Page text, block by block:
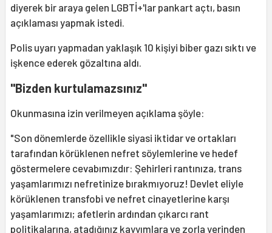
diyerek bir araya gelen LGBTİ+'lar pankart açtı, basın
açıklaması yapmak istedi.
Polis uyarı yapmadan yaklaşık 10 kişiyi biber gazı sıktı ve
işkence ederek gözaltına aldı.
"Bizden kurtulamazsınız"
Okunmasına izin verilmeyen açıklama şöyle:
"Son dönemlerde özellikle siyasi iktidar ve ortakları
tarafından körüklenen nefret söylemlerine ve hedef
göstermelere cevabımızdır: Şehirleri rantınıza, trans
yaşamlarımızı nefretinize bırakmıyoruz! Devlet eliyle
körüklenen transfobi ve nefret cinayetlerine karşı
yaşamlarımızı; afetlerin ardından çıkarcı rant
politikalarına, atadığınız kayyımlara ve zorla yerinden